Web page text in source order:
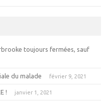
toujours fermées, sauf
du malade février 9, 2021
! janvier 1, 2021